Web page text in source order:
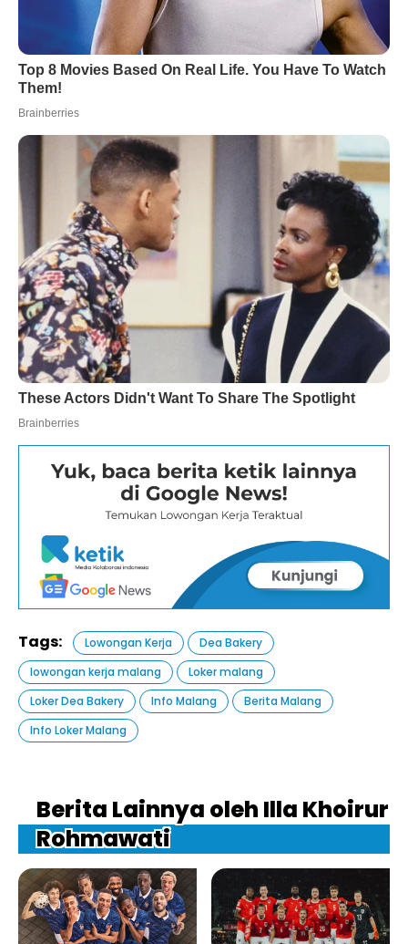
Tags: Lowongan Kerja
Dea Bakery
lowongan kerja malang
Loker malang
Loker Dea Bakery
Info Malang
Berita Malang
Info Loker Malang
Berita Lainnya oleh Illa Khoirur
Rohmawati